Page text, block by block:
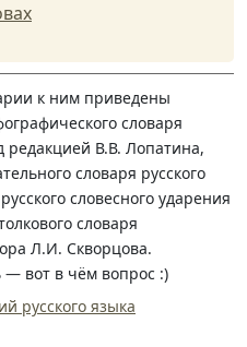
к ним приведены
словаря
редакцией В.В. Лопатина,
словаря русского
словесного ударения
словаря
Л.И. Скворцова.
— вот в чём вопрос :)
русского языка